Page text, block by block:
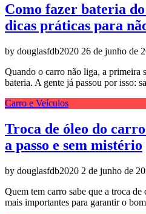
Como fazer bateria
dicas práticas para
by douglasfdb2020 26 de junho de
Quando o carro não liga, a primeira
bateria. A gente já passou por isso:
Carro e Veículos
Troca de óleo do
a passo e sem mistério
by douglasfdb2020 2 de junho de
Quem tem carro sabe que a troca de
mais importantes para garantir o